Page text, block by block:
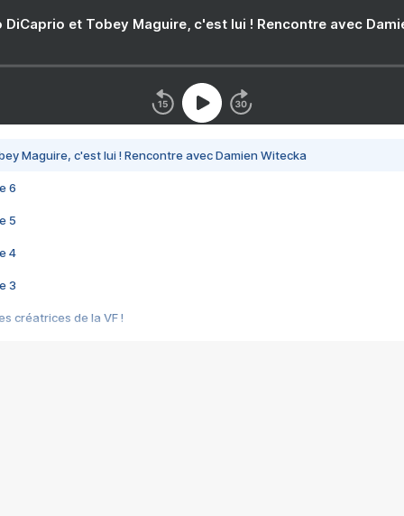
DiCaprio et Tobey Maguire, c'est lui ! Rencontre avec
Maguire, c'est lui ! Rencontre avec Damien Witecka
6
5
4
3
créatrices de la VF !